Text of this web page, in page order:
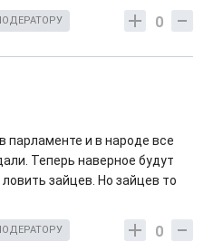
0
парламенте и в народе все
Теперь наверное будут
зайцев. Но зайцев то
0